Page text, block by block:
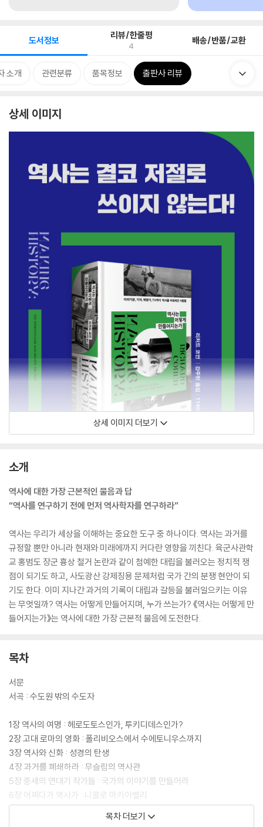
도서정보 리뷰/한줄평
4 배송/반품/교환
소개 관련분류 품목정보 출판사 리뷰
상세 이미지
상세 이미지 더보기
소개
역사에 대한 가장 근본적인 물음과 답
“역사를 연구하기 전에 먼저 역사학자를 연구하라”
역사는 우리가 세상을 이해하는 중요한 도구 중 하나이다. 역사는 과거를
규정할 뿐만 아니라 현재와 미래에까지 커다란 영향을 끼친다. 육군사관학
교 홍범도 장군 흉상 철거 논란과 같이 첨예한 대립을 불러오는 정치적 쟁
점이 되기도 하고, 사도광산 강제징용 문제처럼 국가 간의 분쟁 현안이 되
기도 한다. 이미 지나간 과거의 기록이 대립과 갈등을 불러일으키는 이유
는 무엇일까? 역사는 어떻게 만들어지며, 누가 쓰는가? 《역사는 어떻게 만
들어지는가》는 역사에 대한 가장 근본적 물음에 도전한다.
목차
서문
서곡 : 수도원 밖의 수도자
1장 역사의 여명 : 헤로도토스인가, 투키디데스인가?
2장 고대 로마의 영화 : 폴리비오스에서 수에토니우스까지
3장 역사와 신화 : 성경의 탄생
4장 과거를 폐쇄하라 : 무슬림의 역사관
5장 중세의 연대기 작가들 : 국가의 이야기를 만들어라
6장 어쩌다가 역사가 : 니콜로 마키아벨리
7장 윌리엄 셰익스피어 : 역사극
8장 조조와 불충한 꼭두각시 : 볼테르와 기번
목차 더보기